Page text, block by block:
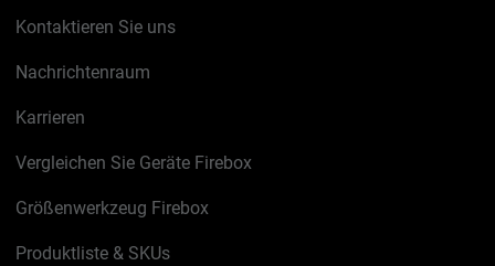
Kontaktieren Sie uns
Nachrichtenraum
Karrieren
Vergleichen Sie Geräte Firebox
Größenwerkzeug Firebox
Produktliste & SKUs